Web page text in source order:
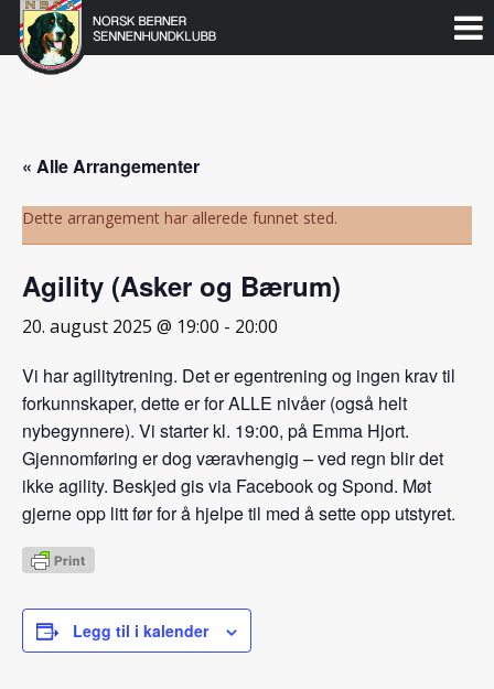
Gå
Norsk
Berner
« Alle Arrangementer
Dette arrangement har allerede funnet sted.
Agility (Asker og Bærum)
20. august 2025 @ 19:00 - 20:00
Vi har agilitytrening. Det er egentrening og ingen krav til
forkunnskaper, dette er for ALLE nivåer (også helt
nybegynnere). Vi starter kl. 19:00, på Emma Hjort.
Gjennomføring er dog væravhengig – ved regn blir det
ikke agility. Beskjed gis via Facebook og Spond. Møt
gjerne opp litt før for å hjelpe til med å sette opp utstyret.
Legg til i kalender